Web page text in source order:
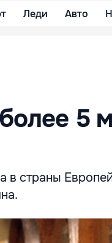
Леди Авто
5
в страны